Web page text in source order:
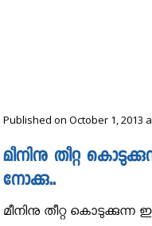
Published on October 1, 2013
മീനിനു തീറ്റ
നോക്കു..
മീനിനു തീറ്റ